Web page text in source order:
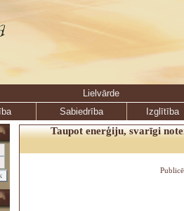
Lielvārde
Sabiedrība
Izglītība
Taupot enerģiju, svarīgi